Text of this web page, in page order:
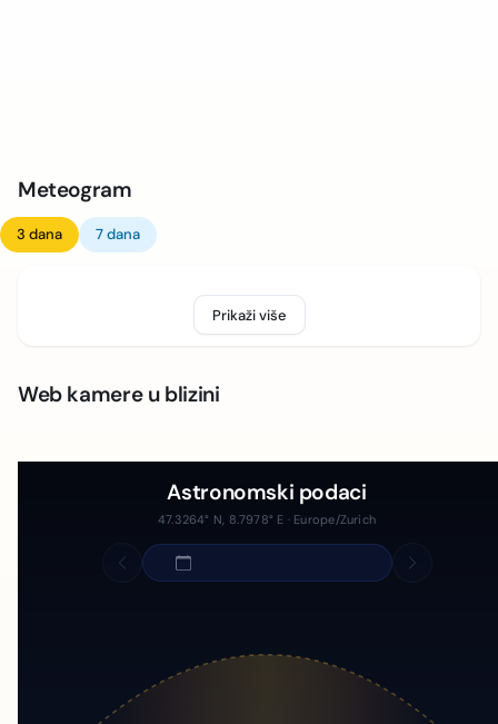
Meteogram
3 dana 7 dana
Prikaži više
Web kamere u blizini
Astronomski podaci
47.3264° N, 8.7978° E · Europe/Zurich